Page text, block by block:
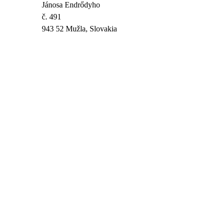
Jánosa Endrődyho
č. 491
943 52 Mužla, Slovakia